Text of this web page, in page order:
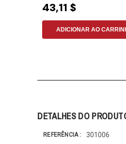
43,11 $
ADICIONAR AO
DETALHES DO
REFERÊNCIA 301006